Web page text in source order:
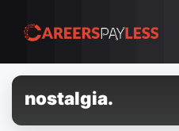
para
conteúdo
nostalgia.